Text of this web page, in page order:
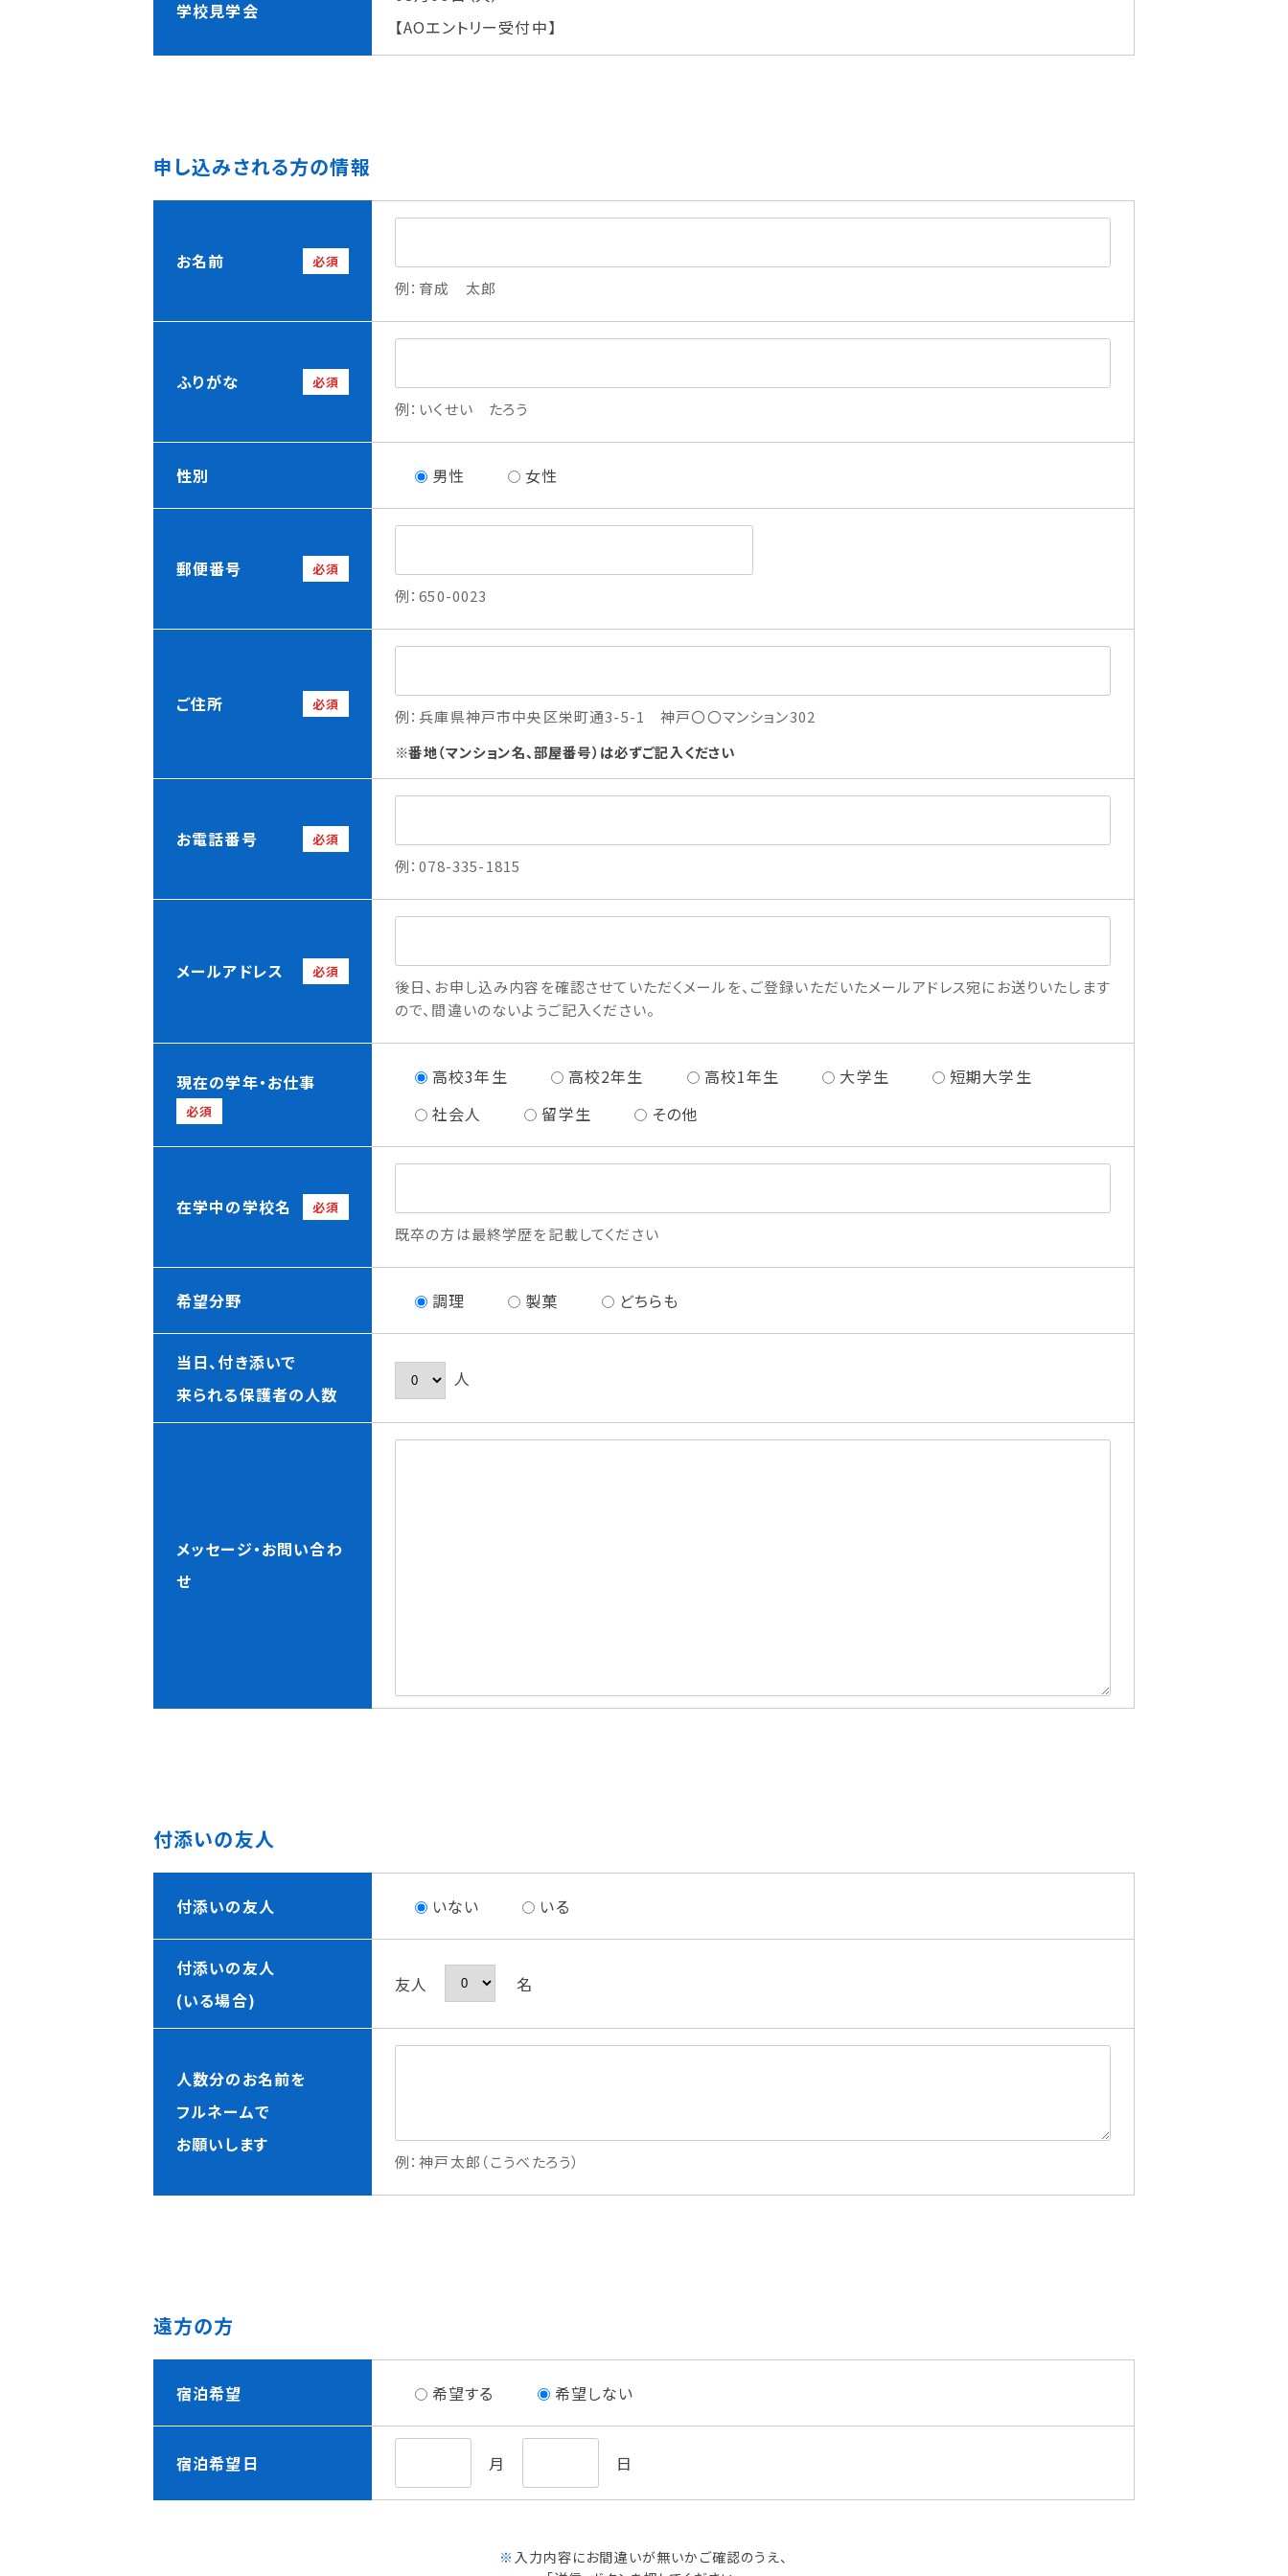
理事長メッセージ
住まいサポート
Wライセンスコース
資格・就職
資格について
就職について
内定者VOICE
インターンシップ
留学生の方へ(for Foreign
卒業生の方へ・
企業担当者の方へ
保護者の方へ
学校見学会
【AOエントリー受付中】
申し込みされる方の情報
お名前 必須
例：育成 太郎
ふりがな 必須
例：いくせい たろう
性別 男性 女性
郵便番号 必須
例：650-0023
ご住所 必須
例：兵庫県神戸市中央区栄町通3-5-1 神戸〇〇マンション302
番地（マンション名、部屋番号）は必ずご記入ください
お電話番号 必須
例：078-335-1815
メールアドレス 必須
後日、お申し込み内容を確認させていただくメールを、ご登録いただいたメールアドレス宛にお送りいたします
ので、間違いのないようご記入ください。
現在の学年・お仕事
必須
高校3年生 高校2年生 高校1年生 大学生
短期大学生
社会人
留学生 その他
在学中の学校名 必須
既卒の方は最終学歴を記載してください
希望分野 調理 製菓 どちらも
当日、付き添いで
来られる保護者の人数
人
メッセージ・お問い合わ
せ
付添いの友人
付添いの友人 いない いる
付添いの友人
(いる場合)
友人 名
人数分のお名前を
フルネームで
お願いします
例：神戸太郎（こうべたろう）
遠方の方
宿泊希望 希望する 希望しない
宿泊希望日 月 日
※ 入力内容にお間違いが無いかご確認のうえ、